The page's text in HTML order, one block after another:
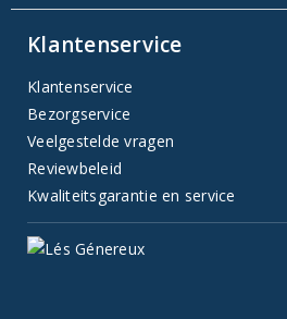
Klantenservice
Klantenservice
Bezorgservice
Veelgestelde vragen
Reviewbeleid
Kwaliteitsgarantie en service